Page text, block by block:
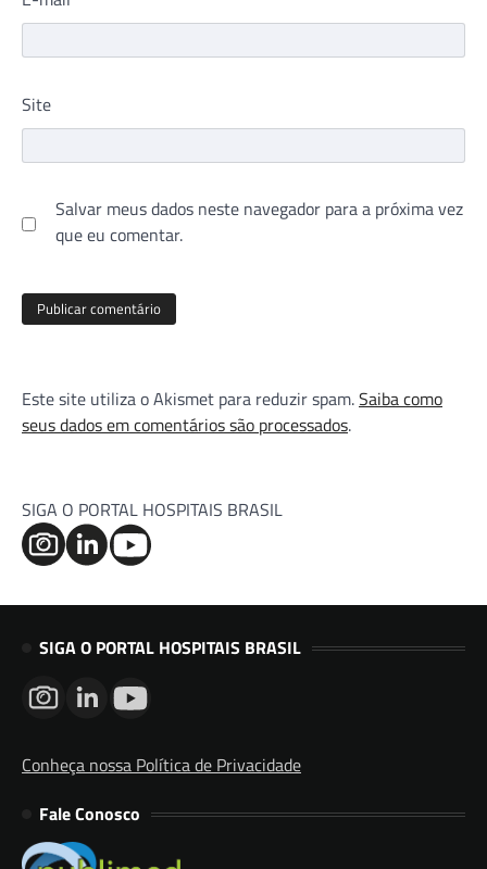
Site
Salvar meus dados neste navegador para a próxima vez
que eu comentar.
Este site utiliza o Akismet para reduzir spam.Saiba como
seus dados em comentários são processados.
SIGA O PORTAL HOSPITAIS BRASIL
SIGA O PORTAL HOSPITAIS BRASIL
Conheça nossa Política de Privacidade
Fale Conosco